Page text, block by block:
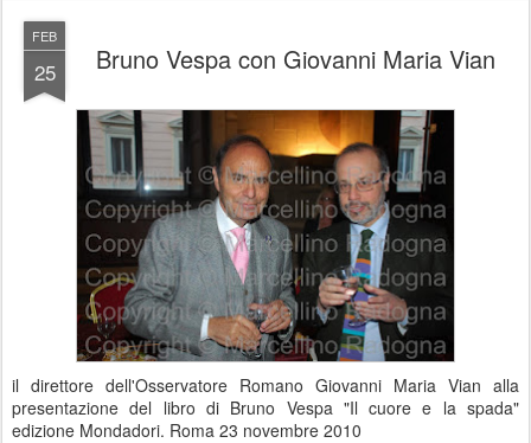
FEB
25 Bruno Vespa con Giovanni Maria Vian
il direttore dell'Osservatore Romano Giovanni Maria Vian alla
presentazione del libro di Bruno Vespa "Il cuore e la spada"
edizione Mondadori. Roma 23 novembre 2010